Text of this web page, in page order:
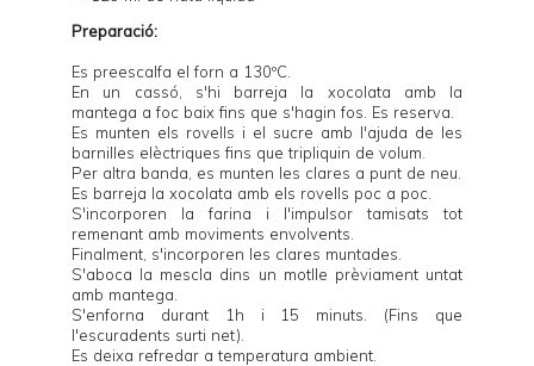
Preparació:
Es preescalfa el forn a 130ºC.
En un cassó, s'hi barreja la xocolata amb la
mantega a foc baix fins que s'hagin fos. Es reserva.
Es munten els rovells i el sucre amb l'ajuda de les
barnilles elèctriques fins que tripliquin de volum.
Per altra banda, es munten les clares a punt de neu.
Es barreja la xocolata amb els rovells poc a poc.
S'incorporen la farina i l'impulsor tamisats tot
remenant amb moviments envolvents.
Finalment, s'incorporen les clares muntades.
S'aboca la mescla dins un motlle prèviament untat
amb mantega.
S'enforna durant 1h i 15 minuts. (Fins que
l'escuradents surti net).
Es deixa refredar a temperatura ambient.